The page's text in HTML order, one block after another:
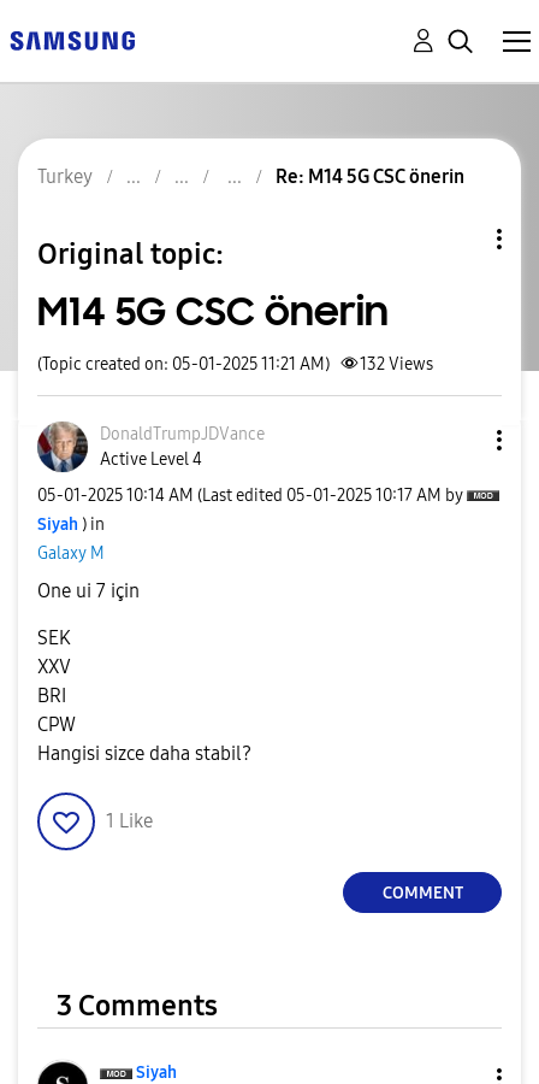
Turkey Re: M14 5G CSC önerin
Original topic:
M14 5G CSC önerin
(Topic created on: 05-01-2025 11:21 AM) 132Views
DonaldTrumpJDVance
Active Level 4
‎05-01-202510:14 AM (Last edited ‎05-01-202510:17 AM by
Siyah ) in
Galaxy M
One ui 7 için
SEK
XXV
BRI
CPW
Hangisi sizce daha stabil?
1 Like
COMMENT
3 Comments
Siyah